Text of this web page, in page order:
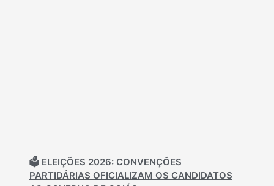
🗳️ ELEIÇÕES 2026: CONVENÇÕES
PARTIDÁRIAS OFICIALIZAM OS CANDIDATOS